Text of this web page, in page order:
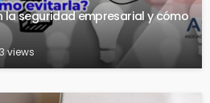
la seguridad empresarial y cómo
views